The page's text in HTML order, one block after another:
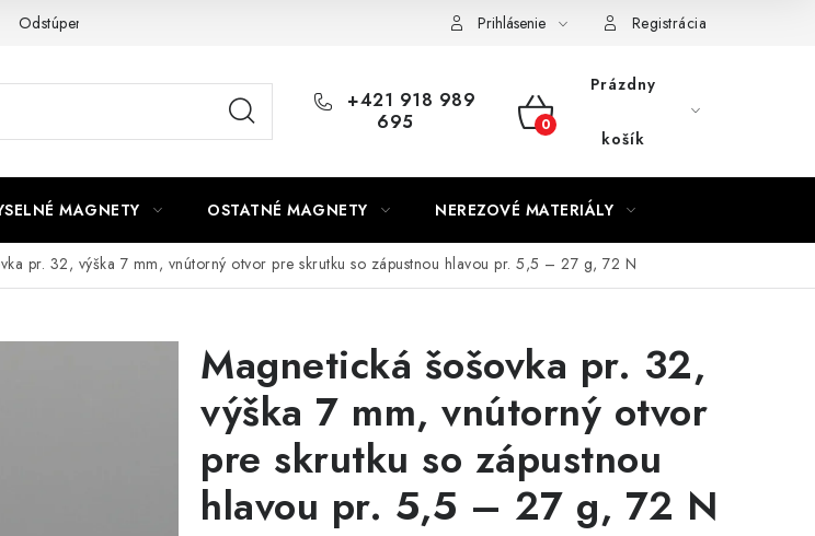
Odstúpenie od zmluvy Prihlásenie Registrácia
+421 918 989
695
NÁKUPNÝ
Prázdny
košík
MAGNETY OSTATNÉ MAGNETY NEREZOVÉ MATERIÁLY
pr. 32, výška 7 mm, vnútorný otvor pre skrutku so zápustnou hlavou pr. 5,5 – 27 g, 72 N
Magnetická šošovka pr. 32,
výška 7 mm, vnútorný otvor
pre skrutku so zápustnou
hlavou pr. 5,5 – 27 g, 72 N